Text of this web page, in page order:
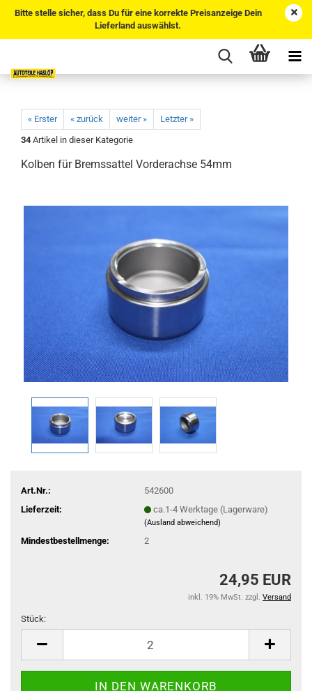
Bitte stelle sicher, dass Du für eine korrekte Preisanzeige Dein
Lieferland auswählst.
« Erster « zurück weiter »
Letzter »
34 Artikel in dieser Kategorie
Kolben für Bremssattel Vorderachse 54mm
Art.Nr.:
542600
Lieferzeit:
ca.1-4 Werktage (Lagerware)
(Ausland abweichend)
Mindestbestellmenge: 2
24,95 EUR
inkl. 19% MwSt. zzgl. Versand
Stück: